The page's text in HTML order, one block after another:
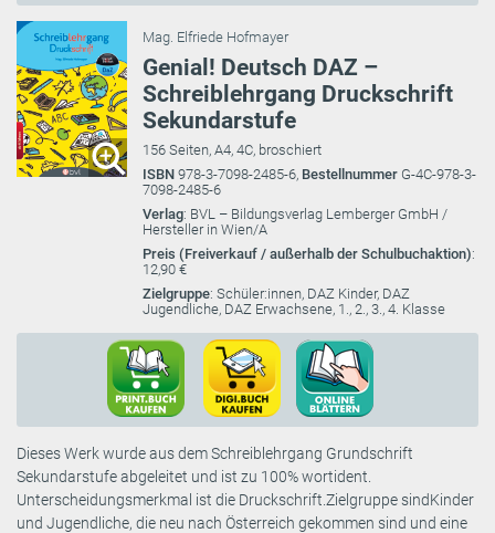
Mag. Elfriede Hofmayer
Genial! Deutsch DAZ –
Schreiblehrgang Druckschrift
Sekundarstufe
156 Seiten, A4, 4C, broschiert
ISBN 978-3-7098-2485-6, Bestellnummer G-4C-978-3-
7098-2485-6
Verlag: BVL – Bildungsverlag Lemberger GmbH /
Hersteller in Wien/A
Preis (Freiverkauf / außerhalb der Schulbuchaktion):
12,90 €
Zielgruppe: Schüler:innen, DAZ Kinder, DAZ
Jugendliche, DAZ Erwachsene, 1., 2., 3., 4. Klasse
Dieses Werk wurde aus dem Schreiblehrgang Grundschrift
Sekundarstufe abgeleitet und ist zu 100% wortident.
Unterscheidungsmerkmal ist die Druckschrift.Zielgruppe sindKinder
und Jugendliche, die neu nach Österreich gekommen sind und eine